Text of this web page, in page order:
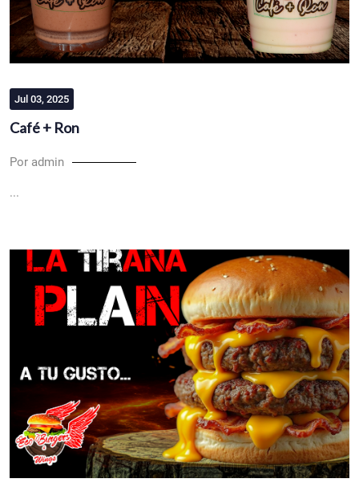
Jul 03, 2025
Café + Ron
Por admin
...